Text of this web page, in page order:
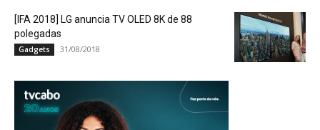
[IFA 2018] LG anuncia TV OLED 8K de 88
polegadas
Gadgets 31/08/2018